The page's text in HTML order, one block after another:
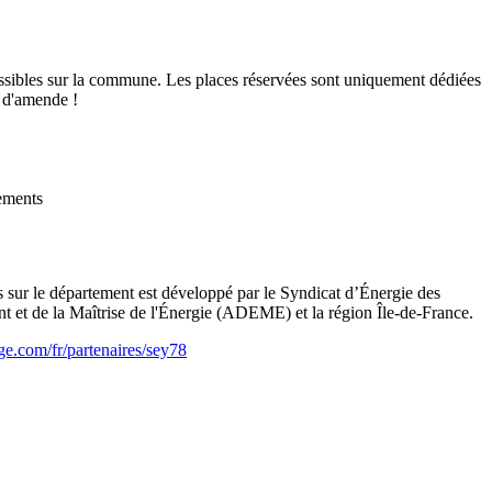
sur la commune. Les places réservées sont uniquement dédiées
!
le département est développé par le Syndicat d’Énergie des
et de la Maîtrise de l'Énergie (ADEME) et la région Île-de-France.
fr/partenaires/sey78